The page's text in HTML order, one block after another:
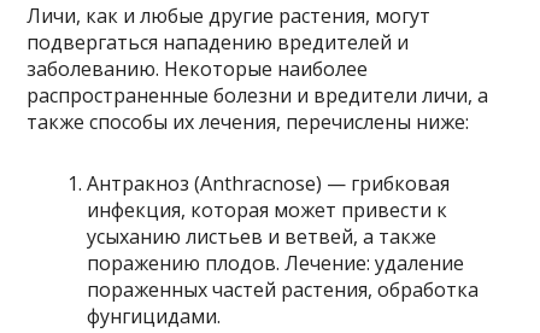
Личи, как и любые другие растения, могут
подвергаться нападению вредителей и
заболеванию. Некоторые наиболее
распространенные болезни и вредители личи, а
также способы их лечения, перечислены ниже:
Антракноз (Anthracnose) — грибковая
инфекция, которая может привести к
усыханию листьев и ветвей, а также
поражению плодов. Лечение: удаление
пораженных частей растения, обработка
фунгицидами.